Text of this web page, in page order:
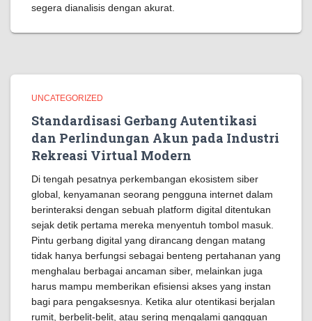
segera dianalisis dengan akurat.
UNCATEGORIZED
Standardisasi Gerbang Autentikasi
dan Perlindungan Akun pada Industri
Rekreasi Virtual Modern
Di tengah pesatnya perkembangan ekosistem siber
global, kenyamanan seorang pengguna internet dalam
berinteraksi dengan sebuah platform digital ditentukan
sejak detik pertama mereka menyentuh tombol masuk.
Pintu gerbang digital yang dirancang dengan matang
tidak hanya berfungsi sebagai benteng pertahanan yang
menghalau berbagai ancaman siber, melainkan juga
harus mampu memberikan efisiensi akses yang instan
bagi para pengaksesnya. Ketika alur otentikasi berjalan
rumit, berbelit-belit, atau sering mengalami gangguan